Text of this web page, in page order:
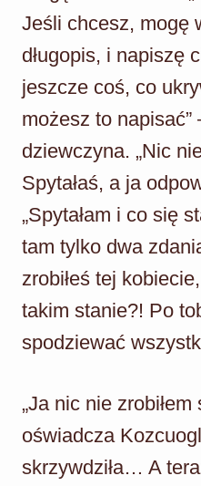
Jeśli chcesz, mogę
długopis, i napiszę
jeszcze coś, co
możesz to napisać”
dziewczyna. „Nic
Spytałaś, a ja
„Spytałam i co się
tam tylko dwa
zrobiłeś tej
takim stanie?! Po
spodziewać
„Ja nic nie
oświadcza
skrzywdziła… A